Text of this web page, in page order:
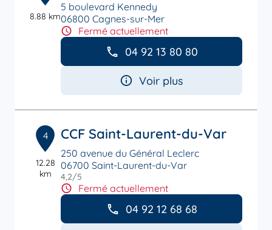
8.88 km
5 boulevard Kennedy
06800 Cagnes-sur-Mer
Fermé actuellement
04 92 13 80 80
Voir plus
4
12.28
km
CCF Saint-Laurent-du-Var
250 avenue du Général Leclerc
06700 Saint-Laurent-du-Var
4,2/5
Fermé actuellement
04 92 12 68 68